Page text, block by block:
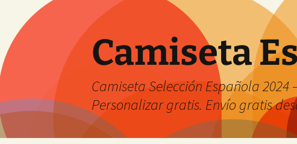
Camiseta
Camiseta Selección Española
Personalizar gratis. Envío gratis